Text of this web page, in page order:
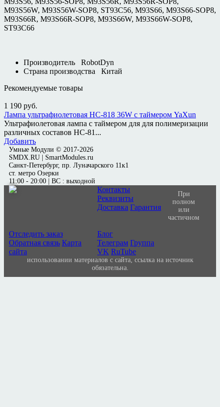
M93S56W, M93S56W-SOP8, ST93C56, M93S66, M93S66-SOP8,
M93S66R, M93S66R-SOP8, M93S66W, M93S66W-SOP8,
ST93C66
Производитель
RobotDyn
Страна производства
Китай
Рекомендуемые товары
1 190 руб.
Лампа ультрафиолетовая HC-818 36W с таймером YaXun
Ультрафиолетовая лампа с таймером для для полимеризации
различных составов HC-81...
Добавить
Умные Модули © 2017-2026
SMDX.RU | SmartModules.ru
Санкт-Петербург, пр. Луначарского 11к1
ст. метро Озерки
11:00 - 20:00 | ВС : выходной
Контакты
Реквизиты
Доставка Гарантия
Отследить заказ
Обратная связь Карта
сайта
Блог
Телеграм Группа
VK RuTube
При
полном
или
частичном
использовании материалов с сайта, ссылка на источник
обязательна.